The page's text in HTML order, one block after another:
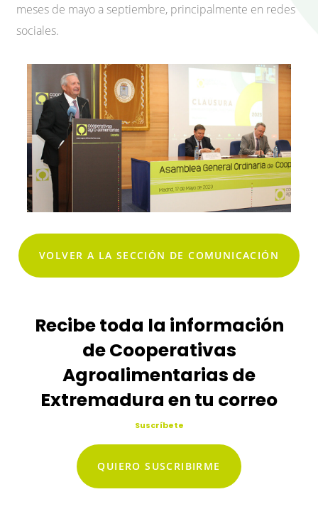
meses de mayo a septiembre, principalmente en redes
sociales.
VOLVER A LA SECCIÓN DE COMUNICACIÓN
Recibe toda la información
de Cooperativas
Agroalimentarias de
Extremadura en tu correo
Suscríbete
QUIERO SUSCRIBIRME